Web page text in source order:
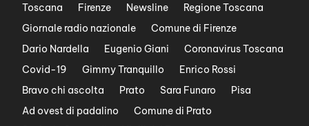
Toscana Firenze Newsline
Regione Toscana
Giornale radio nazionale
Comune di Firenze
Dario Nardella
Eugenio Giani
Coronavirus Toscana
Covid-19
Gimmy Tranquillo
Enrico Rossi
Bravo chi ascolta
Prato Sara Funaro
Pisa
Ad ovest di padalino
Comune di Prato